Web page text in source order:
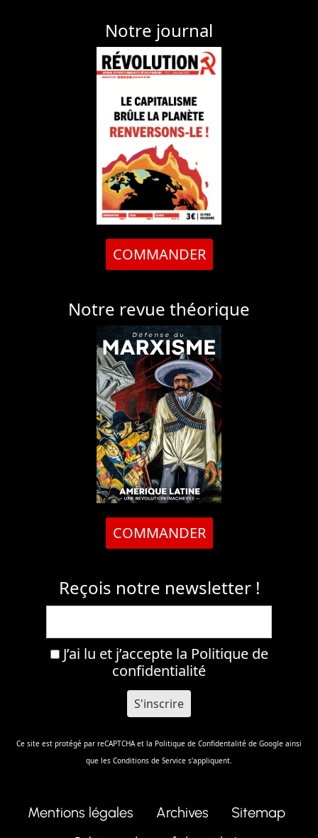
Notre journal
COMMANDER
Notre revue théorique
COMMANDER
Reçois notre newsletter !
J’ai lu et j’accepte la Politique de
confidentialité
Ce site est protégé par reCAPTCHA et la Politique de Confidentalité de Google ainsi
que les Conditions de Service s'appliquent.
Mentions légales Archives
Sitemap